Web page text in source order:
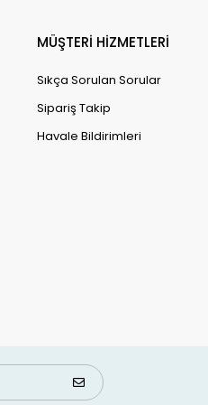
MÜŞTERİ HİZMETLERİ
Sıkça Sorulan Sorular
Sipariş Takip
Havale Bildirimleri